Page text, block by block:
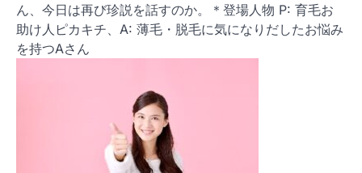
ん、今日は再び珍説を話すのか。＊登場人物 P: 育毛お
助け人ピカキチ、A: 薄毛・脱毛に気になりだしたお悩み
を持つAさん